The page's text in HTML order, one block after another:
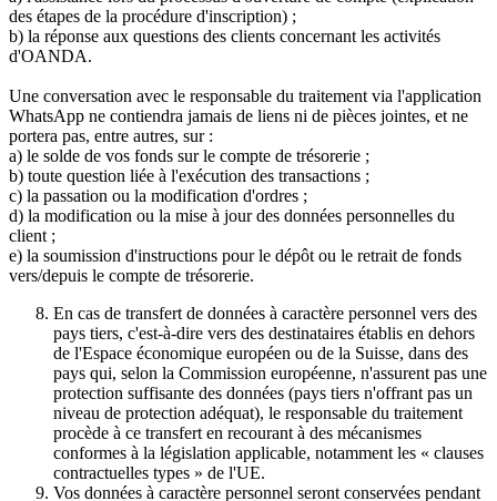
des étapes de la procédure d'inscription) ;
b) la réponse aux questions des clients concernant les activités
d'OANDA.
Une conversation avec le responsable du traitement via l'application
WhatsApp ne contiendra jamais de liens ni de pièces jointes, et ne
portera pas, entre autres, sur :
a) le solde de vos fonds sur le compte de trésorerie ;
b) toute question liée à l'exécution des transactions ;
c) la passation ou la modification d'ordres ;
d) la modification ou la mise à jour des données personnelles du
client ;
e) la soumission d'instructions pour le dépôt ou le retrait de fonds
vers/depuis le compte de trésorerie.
En cas de transfert de données à caractère personnel vers des
pays tiers, c'est-à-dire vers des destinataires établis en dehors
de l'Espace économique européen ou de la Suisse, dans des
pays qui, selon la Commission européenne, n'assurent pas une
protection suffisante des données (pays tiers n'offrant pas un
niveau de protection adéquat), le responsable du traitement
procède à ce transfert en recourant à des mécanismes
conformes à la législation applicable, notamment les « clauses
contractuelles types » de l'UE.
Vos données à caractère personnel seront conservées pendant